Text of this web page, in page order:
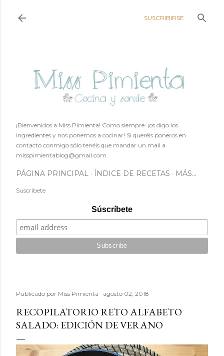
SUSCRIBIRSE
¡Bienvenidos a Miss Pimienta! Como siempre: ¡os digo los
ingredientes y nos ponemos a cocinar! Si queréis poneros en
contacto conmigo sólo tenéis que mandar un mail a
misspimientablog@gmail.com
PÁGINA PRINCIPAL ÍNDICE DE RECETAS MÁS…
Suscríbete
Súscríbete
Publicado por Miss Pimienta agosto 02, 2018
RECOPILATORIO RETO ALFABETO
SALADO: EDICIÓN DE VERANO